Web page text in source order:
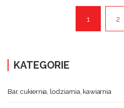
1 2
KATEGORIE
Bar, cukiernia, lodziarnia, kawiarnia